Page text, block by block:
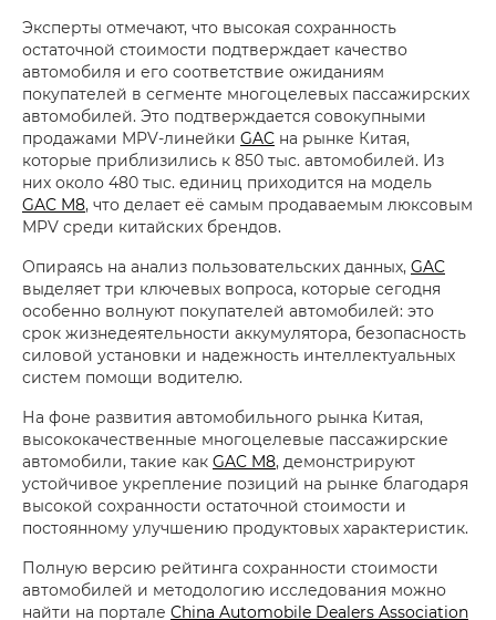
Эксперты отмечают, что высокая сохранность
остаточной стоимости подтверждает качество
автомобиля и его соответствие ожиданиям
покупателей в сегменте многоцелевых пассажирских
автомобилей. Это подтверждается совокупными
продажами MPV-линейки GAC на рынке Китая,
которые приблизились к 850 тыс. автомобилей. Из
них около 480 тыс. единиц приходится на модель
GAC M8, что делает её самым продаваемым люксовым
MPV среди китайских брендов.
Опираясь на анализ пользовательских данных, GAC
выделяет три ключевых вопроса, которые сегодня
особенно волнуют покупателей автомобилей: это
срок жизнедеятельности аккумулятора, безопасность
силовой установки и надежность интеллектуальных
систем помощи водителю.
На фоне развития автомобильного рынка Китая,
высококачественные многоцелевые пассажирские
автомобили, такие как GAC M8, демонстрируют
устойчивое укрепление позиций на рынке благодаря
высокой сохранности остаточной стоимости и
постоянному улучшению продуктовых характеристик.
Полную версию рейтинга сохранности стоимости
автомобилей и методологию исследования можно
найти на портале China Automobile Dealers Association